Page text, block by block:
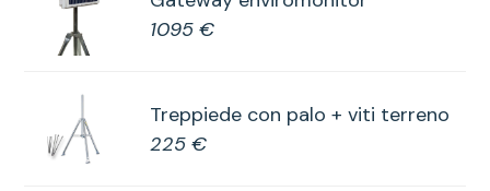
1095 €
Treppiede con palo + viti terreno
225 €